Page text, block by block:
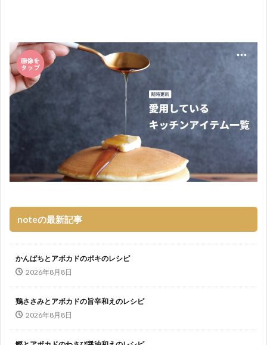
noteの最新記事
かんぱちとアボカドのポキのレシピ
2026年8月8日
鶏ささみとアボカドの旨辛和えのレシピ
2026年8月8日